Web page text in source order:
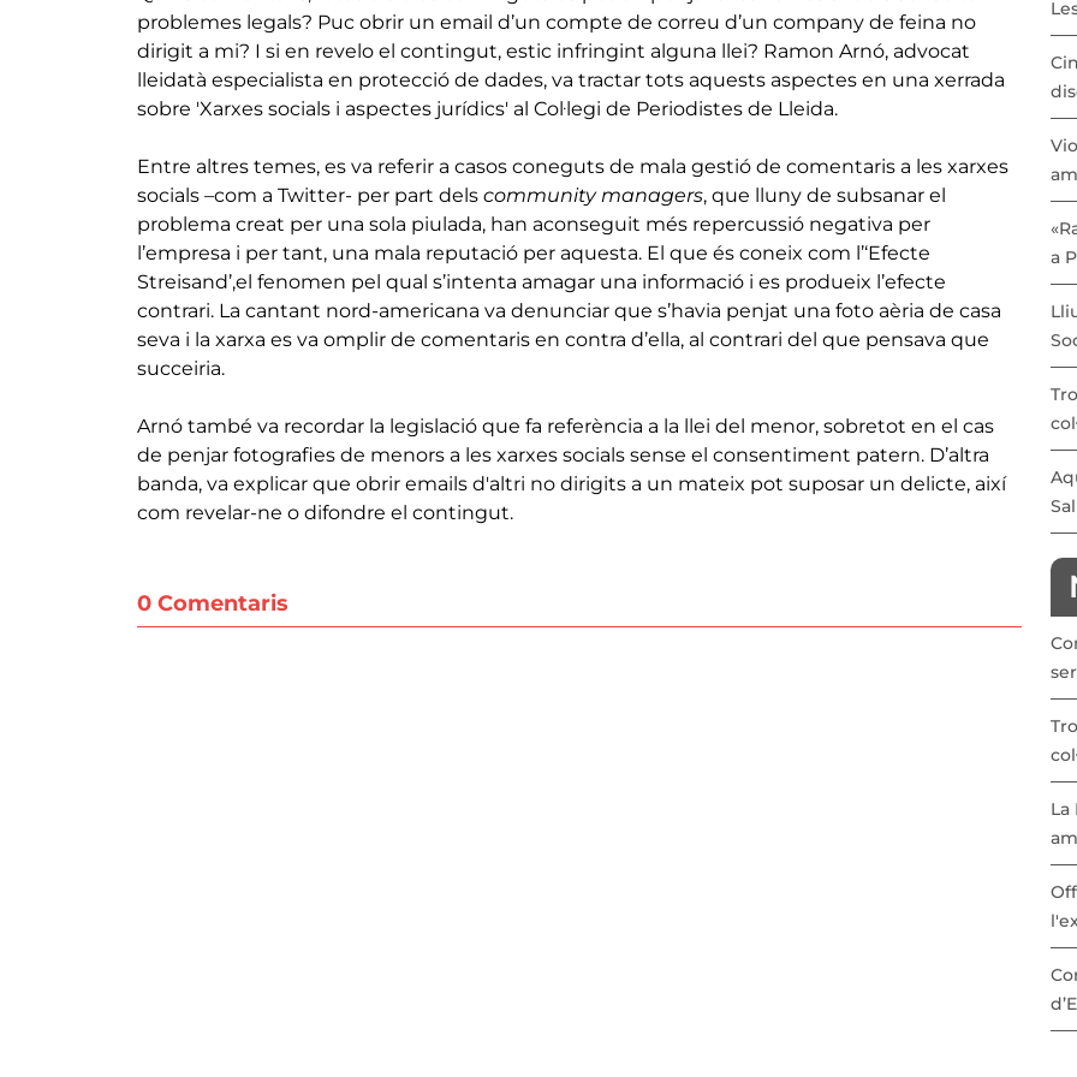
problemes legals? Puc obrir un email d’un compte de correu d’un company de feina no
dirigit a mi? I si en revelo el contingut, estic infringint alguna llei? Ramon Arnó, advocat
lleidatà especialista en protecció de dades, va tractar tots aquests aspectes en una xerrada
sobre 'Xarxes socials i aspectes jurídics' al Col·legi de Periodistes de Lleida.
Entre altres temes, es va referir a casos coneguts de mala gestió de comentaris a les xarxes
socials –com a Twitter- per part dels community managers, que lluny de subsanar el
problema creat per una sola piulada, han aconseguit més repercussió negativa per
l’empresa i per tant, una mala reputació per aquesta. El que és coneix com l’‘Efecte
Streisand’,el fenomen pel qual s’intenta amagar una informació i es produeix l’efecte
contrari. La cantant nord-americana va denunciar que s’havia penjat una foto aèria de casa
seva i la xarxa es va omplir de comentaris en contra d’ella, al contrari del que pensava que
succeiria.
Arnó també va recordar la legislació que fa referència a la llei del menor, sobretot en el cas
de penjar fotografies de menors a les xarxes socials sense el consentiment patern. D’altra
banda, va explicar que obrir emails d'altri no dirigits a un mateix pot suposar un delicte, així
com revelar-ne o difondre el contingut.
0 Comentaris
a
La